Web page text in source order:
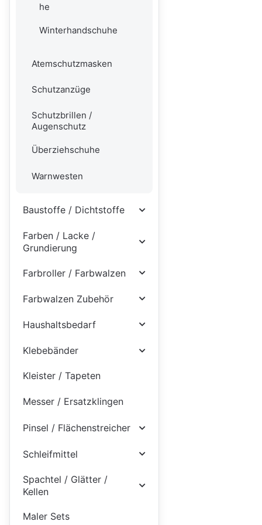
he
Winterhandschuhe
Atemschutzmasken
Schutzanzüge
Schutzbrillen /
Augenschutz
Überziehschuhe
Warnwesten
Baustoffe / Dichtstoffe
Farben / Lacke /
Grundierung
Farbroller / Farbwalzen
Farbwalzen Zubehör
Haushaltsbedarf
Klebebänder
Kleister / Tapeten
Messer / Ersatzklingen
Pinsel / Flächenstreicher
Schleifmittel
Spachtel / Glätter /
Kellen
Maler Sets